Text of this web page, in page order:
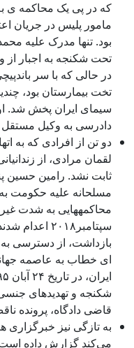
که در پی یک محاکمه ی
بود. تنها مدرک علیه
تحت شکنجه به اجبار از
در حالی که با سر
تخت بیمارستان بود،
سیمای ایران پخش شد.
دادرسی به وکیل
دو تن از افرادی که به
لقمان مرادی، از
ثابت نشد. رامین حسین
مسلحانه علیه حکومت
محاکمه­هایی به شدت
بازداشت، از دسترسی به
ای خطاب به عاصمه
شکنجه و تهدیدهای
قاضی دادگاه، پرونده
به تازگی نیز خبرگزاری
می‌کند گزارش داده